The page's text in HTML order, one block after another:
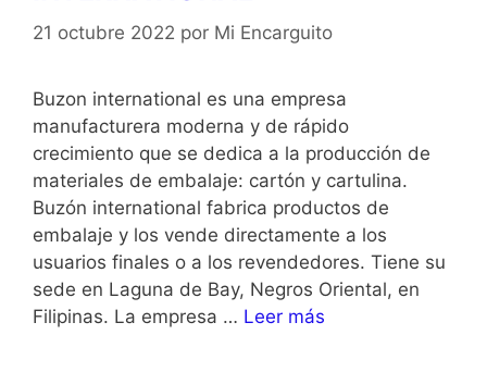
21 octubre 2022 por Mi Encarguito
Buzon international es una empresa
manufacturera moderna y de rápido
crecimiento que se dedica a la producción de
materiales de embalaje: cartón y cartulina.
Buzón international fabrica productos de
embalaje y los vende directamente a los
usuarios finales o a los revendedores. Tiene su
sede en Laguna de Bay, Negros Oriental, en
Filipinas. La empresa … Leer más